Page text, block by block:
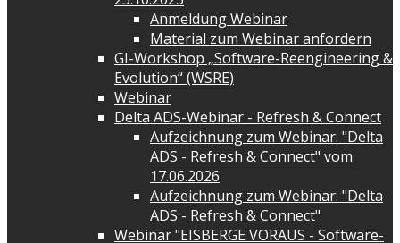
Anmeldung Webinar
Material zum Webinar anfordern
GI-Workshop „Software-Reengineering &
Evolution“ (WSRE)
Webinar
Delta ADS-Webinar - Refresh & Connect
Aufzeichnung zum Webinar: "Delta
ADS - Refresh & Connect" vom
17.06.2026
Aufzeichnung zum Webinar: "Delta
ADS - Refresh & Connect"
Webinar "EISBERGE VORAUS - Software-